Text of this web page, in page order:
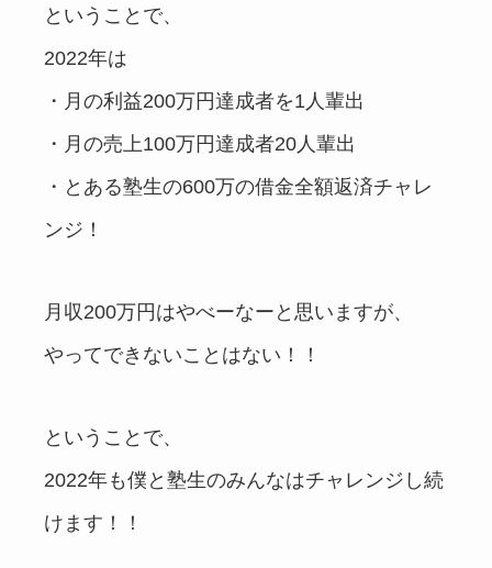
ということで、
2022年は
・月の利益200万円達成者を1人輩出
・月の売上100万円達成者20人輩出
・とある塾生の600万の借金全額返済チャレ
ンジ！
月収200万円はやべーなーと思いますが、
やってできないことはない！！
ということで、
2022年も僕と塾生のみんなはチャレンジし続
けます！！